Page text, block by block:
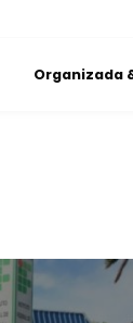
Organizada